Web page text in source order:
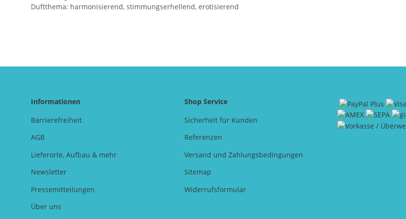
Duftthema: harmonisierend, stimmungserhellend, erotisierend
Informationen
Barrierefreiheit
AGB
Lieferorte, Aufbau & mehr
Newsletter
Pressemitteilungen
Über uns
Shop Service
Sicherheit für Kunden
Referenzen
Versand und Zahlungsbedingungen
Sitemap
Widerrufsformular